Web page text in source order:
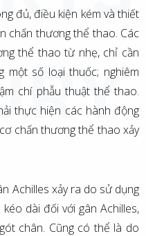
đủ, điều kiện kém và thiết
chấn thương thể thao. Các
thể thao từ nhẹ, chỉ cần
một số loại thuốc; nghiêm
chí phẫu thuật thể thao.
thực hiện các hành động
chấn thương thể thao xảy
Achilles xảy ra do sử dụng
dài đối với gân Achilles,
chân. Cũng có thể là do